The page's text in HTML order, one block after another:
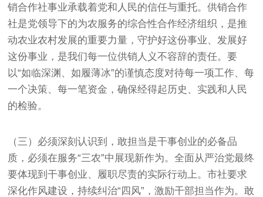
销合作社事业承载着党和人民的信任与重托。供销合作
社是党领导下的为农服务的综合性合作经济组织，是推
动农业农村发展的重要力量，守护好这份事业、发展好
这份事业，是我们每一位供销人义不容辞的责任。要
以“如临深渊、如履薄冰”的谨慎态度对待每一项工作、每
一个决策、每一笔资金，确保经得起历史、实践和人民
的检验。
（三）必须深刻认识到，敢担当是干事创业的必备品
质，必须在服务“三农”中展现新作为。全面从严治党最终
要体现到干事创业、履职尽责的实际行动上。市社要求
深化作风建设，持续纠治“四风”，激励干部担当作为。敢